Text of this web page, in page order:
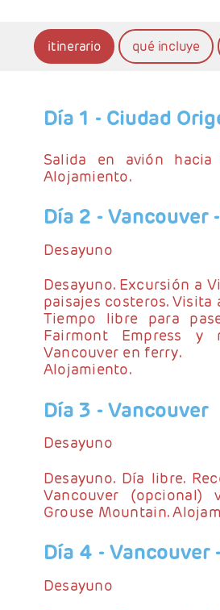
itinerario qué incluye
Día 1 - Ciudad
Salida en avión
Alojamiento.
Día 2 - Vancouver
Desayuno
Desayuno. Excursión a
paisajes costeros.
Tiempo libre para
Fairmont Empress y
Vancouver en ferry.
Alojamiento.
Día 3 - Vancouver
Desayuno
Desayuno. Día libre.
Vancouver (opcional)
Grouse Mountain.
Día 4 - Vancouver
Desayuno